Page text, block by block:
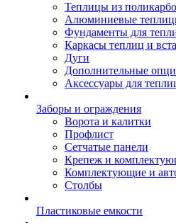
Теплицы из
Алюминиевые
Фундаменты для
Каркасы теплиц и
Дуги
Дополнительные
Аксессуары для
Заборы и ограждения
Ворота и калитки
Профлист
Сетчатые панели
Крепеж и
Комплектующие и
Столбы
Пластиковые емкости